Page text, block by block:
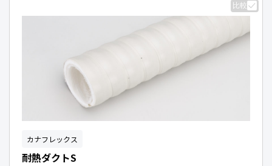
比較
カナフレックス
耐熱ダクトS